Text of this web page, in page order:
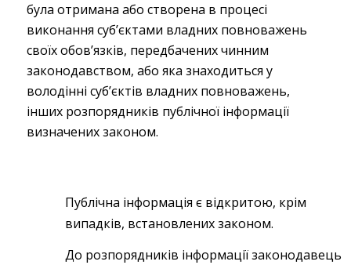
була отримана або створена в процесі
виконання суб’єктами владних повноважень
своїх обов’язків, передбачених чинним
законодавством, або яка знаходиться у
володінні суб’єктів владних повноважень,
інших розпорядників публічної інформації
визначених законом.
Публічна інформація є відкритою, крім
випадків, встановлених законом.
До розпорядників інформації законодавець